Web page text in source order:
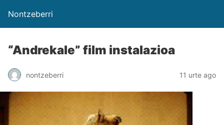
Nontzeberri
“Andrekale” film instalazioa
nontzeberri 11 urte ago